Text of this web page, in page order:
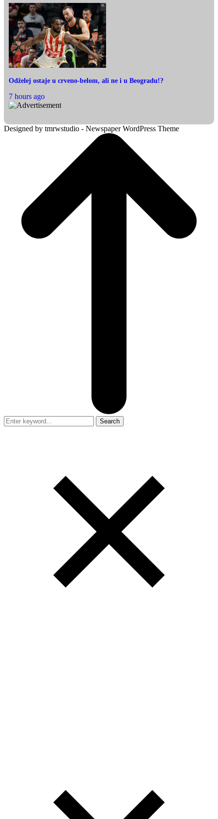
Odželej ostaje u crveno-belom, ali ne i u Beogradu!?
7 hours ago
Designed by tmrwstudio - Newspaper WordPress Theme
Search